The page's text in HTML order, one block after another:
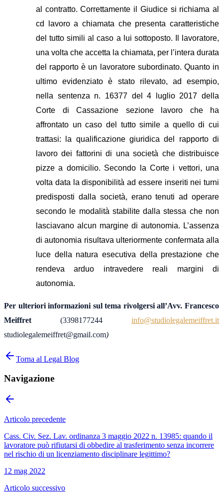
al contratto. Correttamente il Giudice si richiama al
cd lavoro a chiamata che presenta caratteristiche
del tutto simili al caso a lui sottoposto. Il
avoratore,
una volta che accetta la chiamata, per l’intera durata
del rapporto è un lavoratore subordinato. Quanto in
ultimo evidenziato è stato rilevato, ad esempio,
nella sentenza n. 16377 del 4 luglio 2017 della
Corte di Cassazione sezione lavoro che ha
affrontato un caso del tutto simile a quello di cui
trattasi: la qualificazione giuridica del rapporto di
lavoro dei fattorini di una società che distribuisce
pizze a domicilio. Secondo la Corte i vettori, una
volta data la disponibilità ad essere inseriti nei turni
predisposti dalla società, erano tenuti ad operare
secondo le modalità stabilite dalla stessa che non
lasciavano alcun margine di autonomia. L’assenza
di autonomia risultava ulteriormente confermata alla
luce della natura esecutiva della prestazione che
rendeva arduo intravedere reali margini di
autonomia.
Per ulteriori informazioni sul tema rivolgersi all’Avv. Francesco
Meiffret (3398177244 info@studiolegalemeiffret.it
studiolegalemeiffret@gmail.com)
Torna al Legal Blog
Navigazione
Articolo precedente
Cass. Civ. Sez. Lav. ordinanza 3 maggio 2022 n. 13985: quando il
lavoratore può rifiutarsi di obbedire al trasferimento senza incorrere
nel rischio di un licenziamento disciplinare legittimo?
12 mag 2022
Articolo successivo